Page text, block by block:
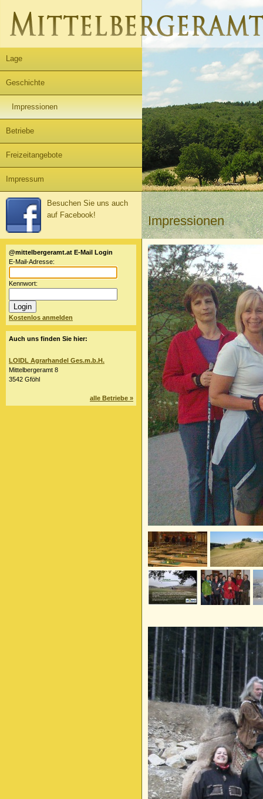
Besuchen Sie uns auch
auf Facebook!
Impressionen
Lage
Geschichte
Impressionen
Betriebe
Freizeitangebote
Impressum
@mittelbergeramt.at E-Mail Login
E-Mail-Adresse:
Kennwort:
Kostenlos anmelden
Auch uns finden Sie hier:
LOIDL Agrarhandel Ges.m.b.H.
Mittelbergeramt 8
3542 Gföhl
alle Betriebe »